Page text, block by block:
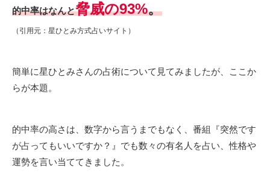
的中率はなんと脅威の93%。
（引用元：星ひとみ方式占いサイト）
簡単に星ひとみさんの占術について見てみましたが、ここか
らが本題。
的中率の高さは、数字から言うまでもなく、番組『突然です
が占ってもいいですか？』でも数々の有名人を占い、性格や
運勢を言い当ててきました。